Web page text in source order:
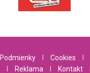
Podmienky Cookies
Reklama Kontakt